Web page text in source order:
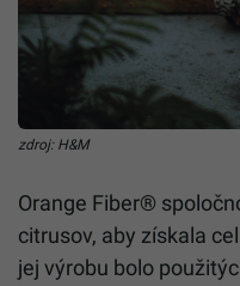
zdroj: H&M
Orange Fiber®
citrusov, aby získala
jej výrobu bolo